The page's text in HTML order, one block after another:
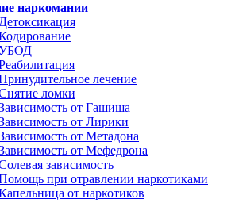
наркомании
Детоксикация
лечение
ломки
от Гашиша
от Лирики
от Метадона
от Мефедрона
зависимость
при отравлении наркотиками
от наркотиков